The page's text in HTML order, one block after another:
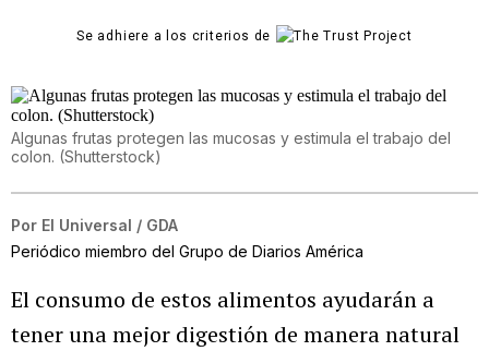
Se adhiere a los criterios de
Algunas frutas protegen las mucosas y estimula el trabajo del
colon. (Shutterstock)
Por El Universal / GDA
Periódico miembro del Grupo de Diarios América
El consumo de estos alimentos ayudarán a
tener una mejor digestión de manera natural